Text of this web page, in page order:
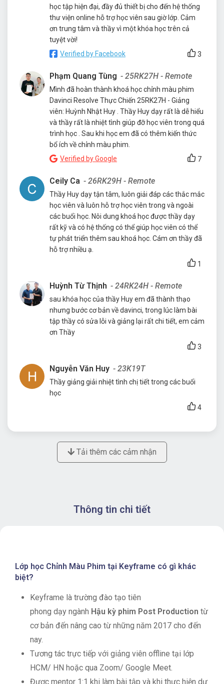
học tập hiện đại, đầy đủ thiết bị cho đến hệ thống
thư viện online hỗ trợ học viên sau giờ lớp. Cảm
ơn trung tâm và thầy vì một khóa học trên cả
tuyệt vời!
Verified by Facebook
3
Phạm Quang Tùng - 25RK27H - Remote
Mình đã hoàn thành khoá học chỉnh màu phim
Davinci Resolve Thực Chiến 25RK27H - Giảng
viên: Huỳnh Nhật Huy . Thầy Huy dạy rất là dễ hiểu
và thầy rất là nhiệt tình giúp đỡ học viên trong quá
trình học . Sau khi học em đã có thêm kiến thức
bổ ích về chỉnh màu phim.
Verified by Google
7
Ceily Ca - 26RK29H - Remote
Thầy Huy dạy tận tâm, luôn giải đáp các thắc mắc
học viên và luôn hỗ trợ học viên trong và ngoài
các buổi học. Nôi dung khoá học được thầy dạy
rất kỹ và có hệ thống có thể giúp học viên có thể
tự phát triển thêm sau khoá học. Cám ơn thầy đã
hỗ trợ nhiều ạ.
1
Huỳnh Từ Thịnh - 24RK24H - Remote
sau khóa học của thầy Huy em đã thành thạo
nhưng bước cơ bản về davinci, trong lúc làm bài
tập thầy có sửa lỗi và giảng lại rất chi tiết, em cảm
ơn Thầy
3
Nguyễn Văn Huy - 23K19T
Thầy giảng giải nhiệt tình chị tiết trong các buổi
học
4
Tải thêm các cảm nhận
Thông tin chi tiết
Lớp học Chỉnh Màu Phim tại Keyframe có gì khác
biệt?
Keyframe là trường đào tạo tiên
phong dạy ngành Hậu kỳ phim Post Production từ
cơ bản đến nâng cao từ những năm 2017 cho đến
nay.
Tương tác trực tiếp với giảng viên offline tại lớp
HCM/ HN hoặc qua Zoom/ Google Meet.
Được mentor 1:1 khi làm bài tập và khi thực hiện dự